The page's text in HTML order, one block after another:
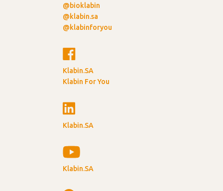
@bioklabin
@klabin.sa
@klabinforyou
Klabin.SA
Klabin For You
Klabin.SA
Klabin.SA